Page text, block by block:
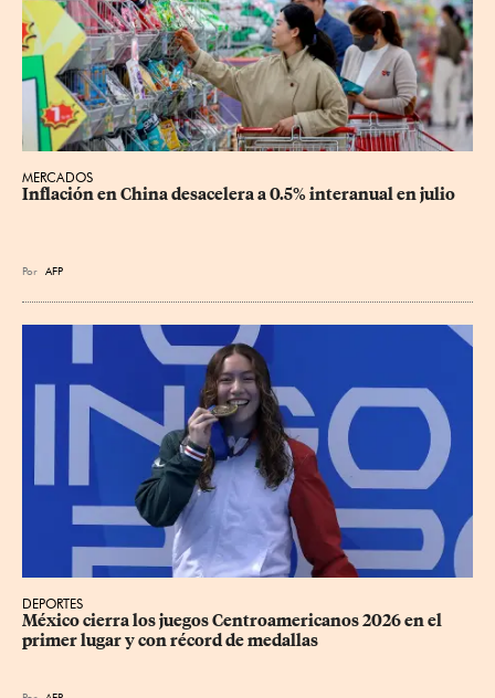
MERCADOS
Inflación en China desacelera a 0.5% interanual en julio
Por AFP
DEPORTES
México cierra los juegos Centroamericanos 2026 en el
primer lugar y con récord de medallas